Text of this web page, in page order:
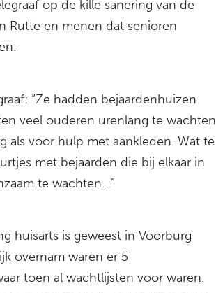
op de kille sanering van de
Rutte en menen dat senioren
“Ze hadden bejaardenhuizen
veel ouderen urenlang te wachten
als voor hulp met aankleden. Wat te
met bejaarden die bij elkaar in
te wachten…”
huisarts is geweest in Voorburg
overnam waren er 5
toen al wachtlijsten voor waren.